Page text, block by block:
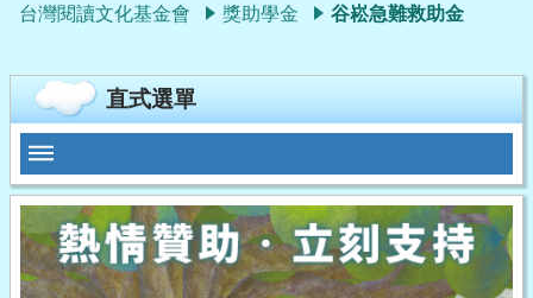
台灣閱讀文化基金會 獎助學金 谷崧急難救助金
直式選單